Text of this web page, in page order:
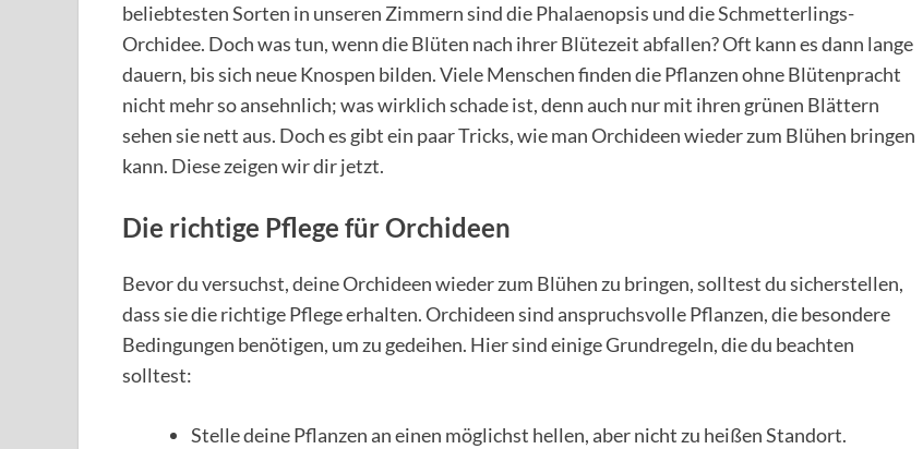
beliebtesten Sorten in unseren Zimmern sind die Phalaenopsis und die Schmetterlings-
Orchidee. Doch was tun, wenn die Blüten nach ihrer Blütezeit abfallen? Oft kann es dann lange
dauern, bis sich neue Knospen bilden. Viele Menschen finden die Pflanzen ohne Blütenpracht
nicht mehr so ansehnlich; was wirklich schade ist, denn auch nur mit ihren grünen Blättern
sehen sie nett aus. Doch es gibt ein paar Tricks, wie man Orchideen wieder zum Blühen bringen
kann. Diese zeigen wir dir jetzt.
Die richtige Pflege für Orchideen
Bevor du versuchst, deine Orchideen wieder zum Blühen zu bringen, solltest du sicherstellen,
dass sie die richtige Pflege erhalten. Orchideen sind anspruchsvolle Pflanzen, die besondere
Bedingungen benötigen, um zu gedeihen. Hier sind einige Grundregeln, die du beachten
solltest:
Stelle deine Pflanzen an einen möglichst hellen, aber nicht zu heißen Standort.